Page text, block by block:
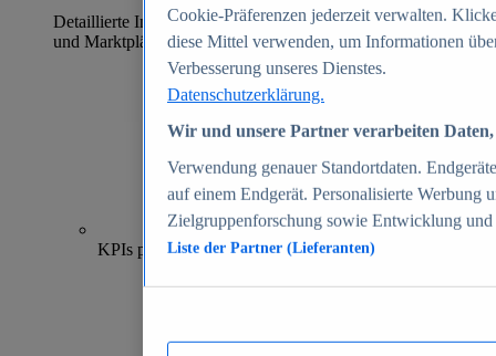
Detaillierte Informationen zu mehr als 39.000 Online-Shops
und Marktplätzen
70+
KPIs pro Shop
Cookie-Präferenzen jederzeit verwalten.
diese Mittel verwenden, um Informationen
Verbesserung unseres Dienstes.
Datenschutzerklärung.
Wir und unsere Partner verarbeiten
Verwendung genauer Standortdaten.
auf einem Endgerät. Personalisierte Werbung
Zielgruppenforschung sowie Entwicklung
Liste der Partner (Lieferanten)